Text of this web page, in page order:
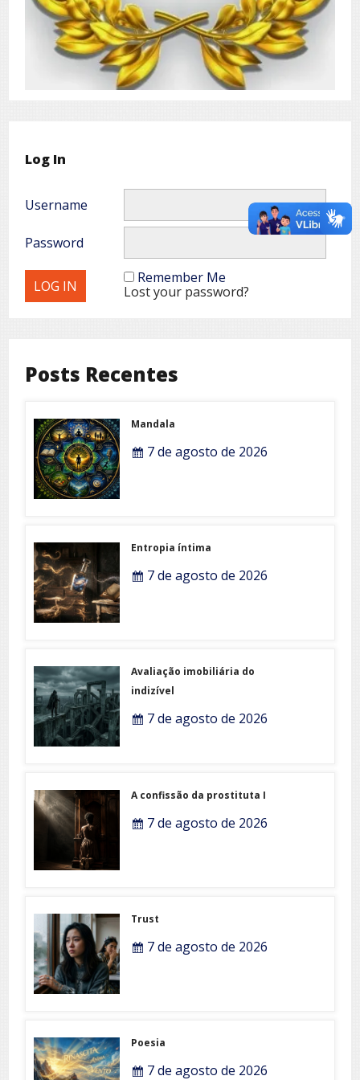
Log In
Username
Password
Remember Me
Lost your password?
Posts Recentes
Mandala
7 de agosto de 2026
Entropia íntima
7 de agosto de 2026
Avaliação imobiliária do
indizível
7 de agosto de 2026
A confissão da prostituta I
7 de agosto de 2026
Trust
7 de agosto de 2026
Poesia
7 de agosto de 2026